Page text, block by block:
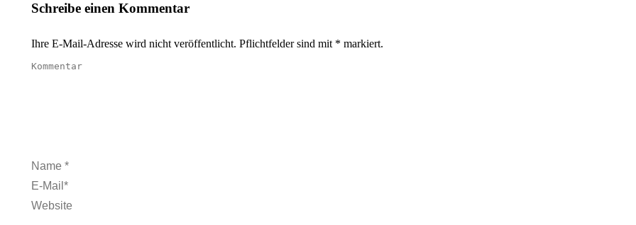
Schreibe einen Kommentar
Ihre E-Mail-Adresse wird nicht veröffentlicht. Pflichtfelder sind mit * markiert.
Kommentar
Name *
E-Mail *
Website